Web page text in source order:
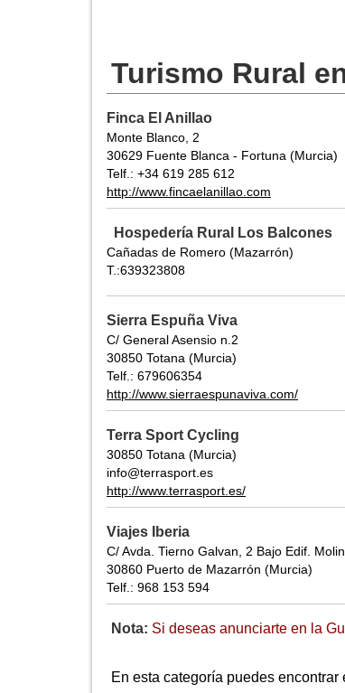
Turismo Rural
Finca El Anillao
Monte Blanco, 2
30629 Fuente Blanca - Fortuna (Murcia)
Telf.: +34 619 285 612
http://www.fincaelanillao.com
Hospedería Rural Los Balcones
Cañadas de Romero (Mazarrón)
T.:639323808
Sierra Espuña Viva
C/ General Asensio n.2
30850 Totana (Murcia)
Telf.: 679606354
http://www.sierraespunaviva.com/
Terra Sport Cycling
30850 Totana (Murcia)
info@terrasport.es
http://www.terrasport.es/
Viajes Iberia
C/ Avda. Tierno Galvan, 2 Bajo Edif.
30860 Puerto de Mazarrón (Murcia)
Telf.: 968 153 594
Nota: Si deseas anunciarte en la
En esta categoría puedes